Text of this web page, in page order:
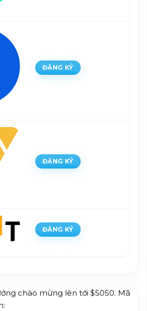
ĐĂNG KÝ
ĐĂNG KÝ
ĐĂNG KÝ
chào mừng lên tới $5050. Mã